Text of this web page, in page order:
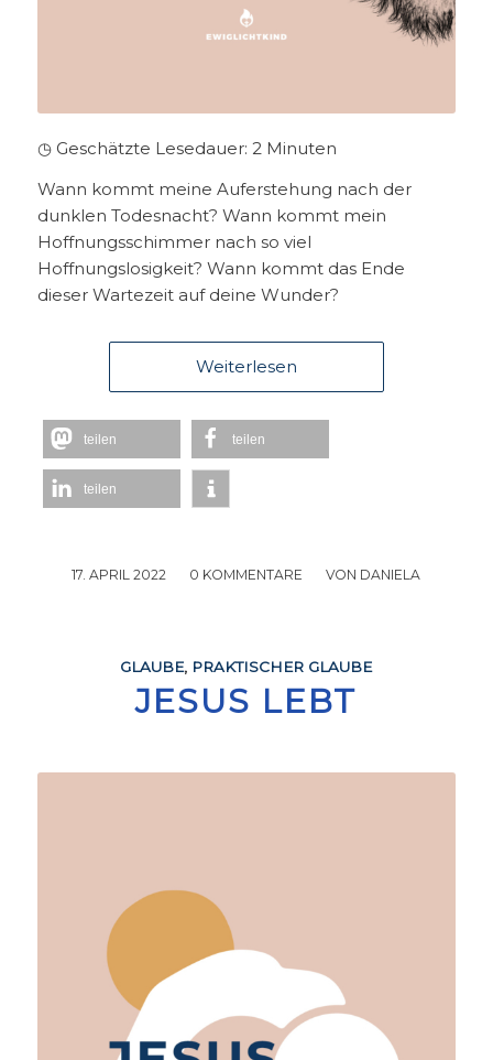
◷ Geschätzte Lesedauer: 2 Minuten
Wann kommt meine Auferstehung nach der
dunklen Todesnacht? Wann kommt mein
Hoffnungsschimmer nach so viel
Hoffnungslosigkeit? Wann kommt das Ende
dieser Wartezeit auf deine Wunder?
Weiterlesen
teilen teilen
teilen
17. APRIL 2022
/ 0 KOMMENTARE
/ VON DANIELA
GLAUBE, PRAKTISCHER GLAUBE
JESUS LEBT